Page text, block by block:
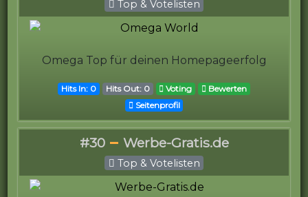
Top & Votelisten
Omega Top für deinen Homepageerfolg
Hits In: 0 Hits Out: 0 Voting
Bewerten
Seitenprofil
#30 Werbe-Gratis.de
Top & Votelisten